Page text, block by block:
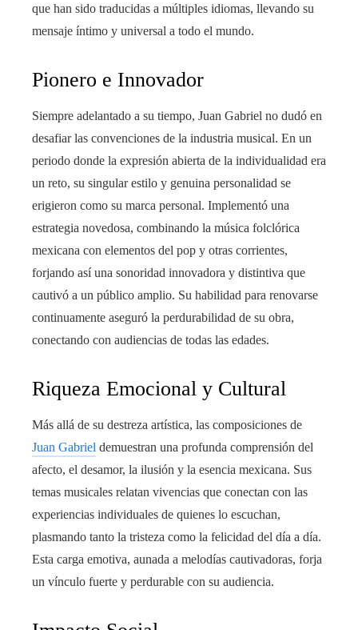
que han sido traducidas a múltiples idiomas, llevando su
mensaje íntimo y universal a todo el mundo.
Pionero e Innovador
Siempre adelantado a su tiempo, Juan Gabriel no dudó en
desafiar las convenciones de la industria musical. En un
periodo donde la expresión abierta de la individualidad era
un reto, su singular estilo y genuina personalidad se
erigieron como su marca personal. Implementó una
estrategia novedosa, combinando la música folclórica
mexicana con elementos del pop y otras corrientes,
forjando así una sonoridad innovadora y distintiva que
cautivó a un público amplio. Su habilidad para renovarse
continuamente aseguró la perdurabilidad de su obra,
conectando con audiencias de todas las edades.
Riqueza Emocional y Cultural
Más allá de su destreza artística, las composiciones de
Juan Gabriel demuestran una profunda comprensión del
afecto, el desamor, la ilusión y la esencia mexicana. Sus
temas musicales relatan vivencias que conectan con las
experiencias individuales de quienes lo escuchan,
plasmando tanto la tristeza como la felicidad del día a día.
Esta carga emotiva, aunada a melodías cautivadoras, forja
un vínculo fuerte y perdurable con su audiencia.